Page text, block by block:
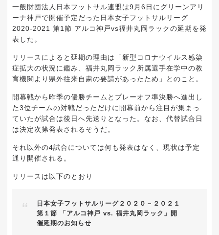
一般財団法人日本フットサル連盟は9月6日にグリーンアリ
ーナ神戸で開催予定だった日本女子フットサルリーグ
2020-2021 第1節 アルコ神戸vs福井丸岡ラックの延期を発
表した。
リリースによると延期の理由は「新型コロナウイルス感染
症拡大の状況に鑑み、福井丸岡ラック所属選手在学中の教
育機関より県外往来自粛の要請があったため」とのこと。
開幕戦から昨季の優勝チームとプレーオフ準決勝へ進出し
た3位チームの対戦だっただけに開幕前から注目が集まっ
ていたが試合は後日へ先送りとなった。なお、代替試合日
は決定次第発表されるそうだ。
それ以外の4試合については何も発表はなく、現状は予定
通り開催される。
リリースは以下のとおり
日本女子フットサルリーグ２０２０－２０２１
第１節 「アルコ神戸 vs. 福井丸岡ラック」開
催延期のお知らせ